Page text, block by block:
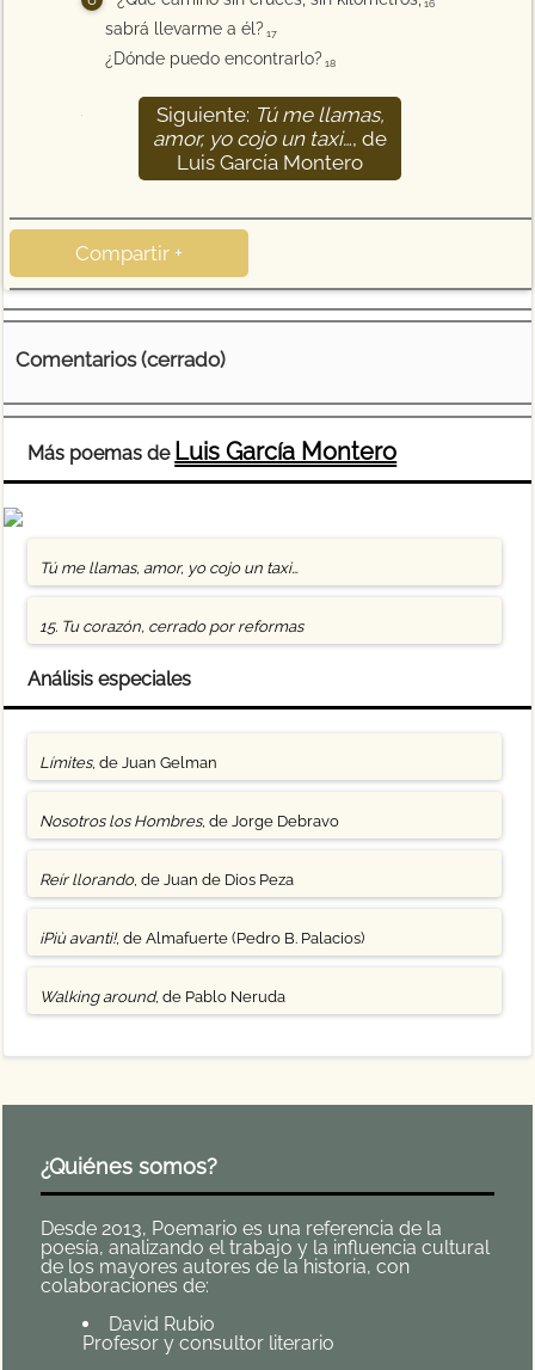
16
sabrá llevarme a él? 17
¿Dónde puedo encontrarlo? 18
Siguiente: Tú me llamas,
amor, yo cojo un taxi…, de
Luis García Montero
Compartir +
Comentarios (cerrado)
Más poemas de Luis García Montero
Tú me llamas, amor, yo cojo un taxi…
15. Tu corazón, cerrado por reformas
Análisis especiales
Límites, de Juan Gelman
Nosotros los Hombres, de Jorge Debravo
Reír llorando, de Juan de Dios Peza
¡Più avanti!, de Almafuerte (Pedro B. Palacios)
Walking around, de Pablo Neruda
¿Quiénes somos?
Desde 2013, Poemario es una referencia de la
poesía, analizando el trabajo y la influencia cultural
de los mayores autores de la historia, con
colaboraciones de:
David Rubio
Profesor y consultor literario